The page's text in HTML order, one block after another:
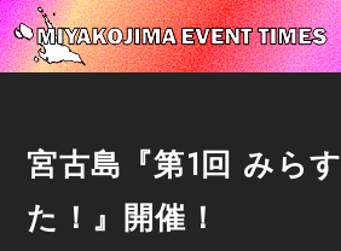
宮古島『第1回 みらす
た！』開催！